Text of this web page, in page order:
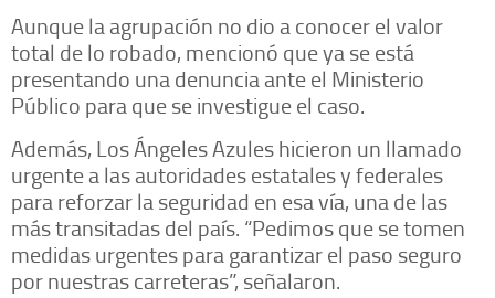
Aunque la agrupación no dio a conocer el valor
total de lo robado, mencionó que ya se está
presentando una denuncia ante el Ministerio
Público para que se investigue el caso.
Además, Los Ángeles Azules hicieron un llamado
urgente a las autoridades estatales y federales
para reforzar la seguridad en esa vía, una de las
más transitadas del país. “Pedimos que se tomen
medidas urgentes para garantizar el paso seguro
por nuestras carreteras”, señalaron.